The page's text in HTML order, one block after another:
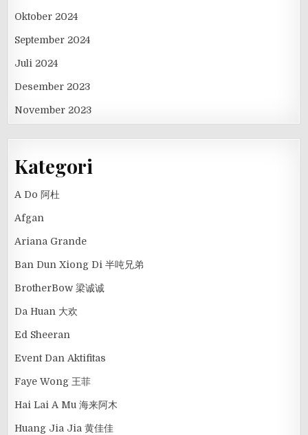
Oktober 2024
September 2024
Juli 2024
Desember 2023
November 2023
Kategori
A Do 阿杜
Afgan
Ariana Grande
Ban Dun Xiong Di 半吨兄弟
BrotherBow 梁诚诚
Da Huan 大欢
Ed Sheeran
Event Dan Aktifitas
Faye Wong 王菲
Hai Lai A Mu 海来阿木
Huang Jia Jia 黄佳佳